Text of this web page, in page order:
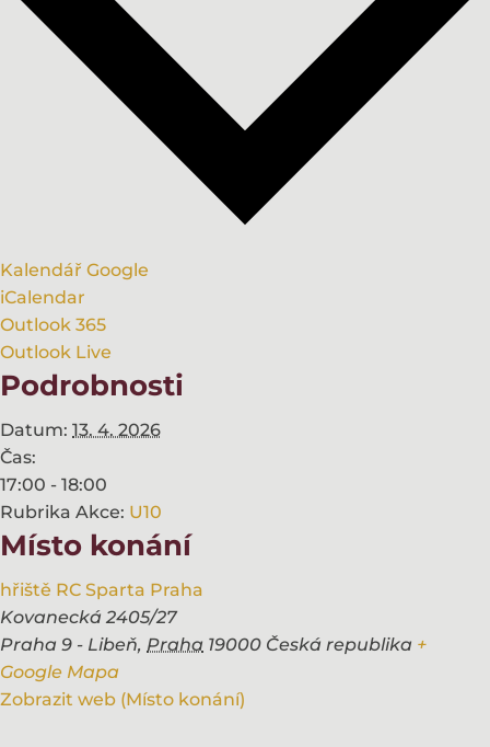
Kalendář Google
iCalendar
Outlook 365
Outlook Live
Podrobnosti
Datum: 13. 4. 2026
Čas:
17:00 - 18:00
Rubrika Akce: U10
Místo konání
hřiště RC Sparta Praha
Kovanecká 2405/27
Praha 9 - Libeň, Praha 19000 Česká republika +
Google Mapa
Zobrazit web (Místo konání)